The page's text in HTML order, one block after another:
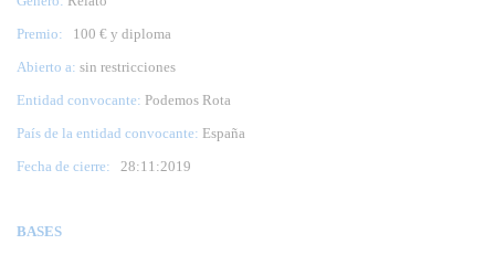
Premio:
100 € y diploma
Abierto a: sin restricciones
Entidad convocante: Podemos Rota
País de la entidad convocante: España
Fecha de cierre: 28:11:2019
BASES